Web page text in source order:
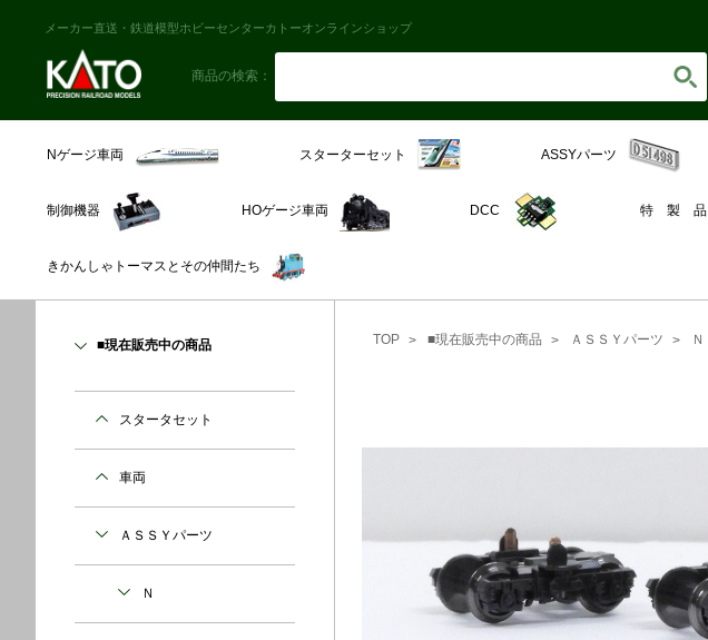
メーカー直送・鉄道模型ホビーセンターカトーオンラインショップ
商品の検索：
Nゲージ車両 スターターセット ASSYパーツ
制御機器 HOゲージ車両 DCC 特 製 品
きかんしゃトーマスとその仲間たち
TOP ■現在販売中の商品 ＡＳＳＹパーツ Ｎ
■現在販売中の商品
スタータセット
車両
ＡＳＳＹパーツ
Ｎ